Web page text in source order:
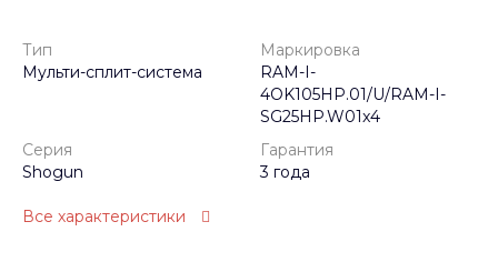
Тип
Мульти-сплит-система
Маркировка
RAM-I-
4OK105HP.01/U/RAM-I-
SG25HP.W01x4
Серия
Shogun
Гарантия
3 года
Все характеристики